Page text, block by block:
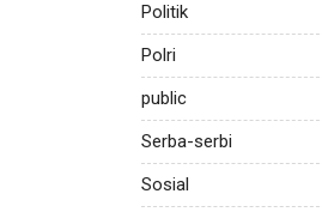
Politik
Polri
public
Serba-serbi
Sosial